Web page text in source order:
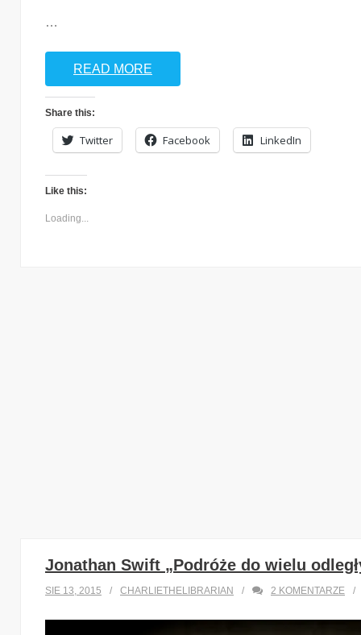
…
READ MORE
Share this:
Twitter Facebook LinkedIn
Like this:
Loading...
Jonathan Swift „Podróże do wielu
SIE 13, 2015 CHARLIETHELIBRARIAN 2 KOMENTARZE